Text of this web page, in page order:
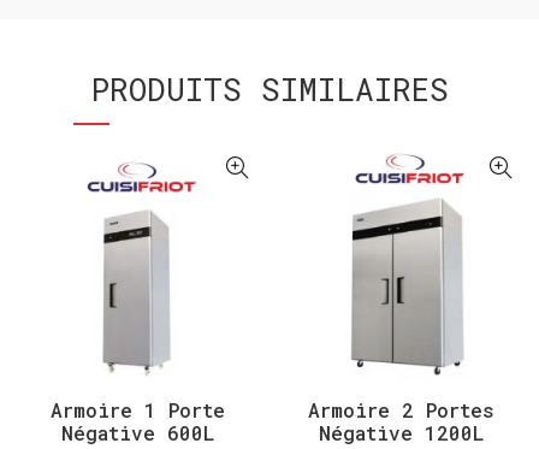
PRODUITS SIMILAIRES
Armoire 1 Porte
Négative 600L
Armoire 2 Portes
Négative 1200L